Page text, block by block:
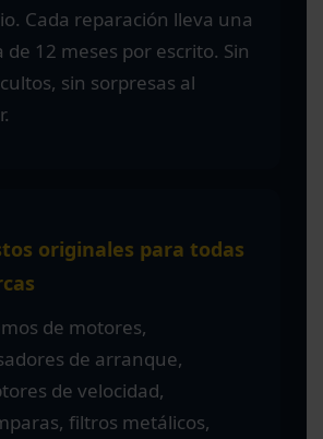
Cada reparación lleva una
12 meses por escrito. Sin
sin sorpresas al
originales para todas
de motores,
de arranque,
de velocidad,
filtros metálicos,